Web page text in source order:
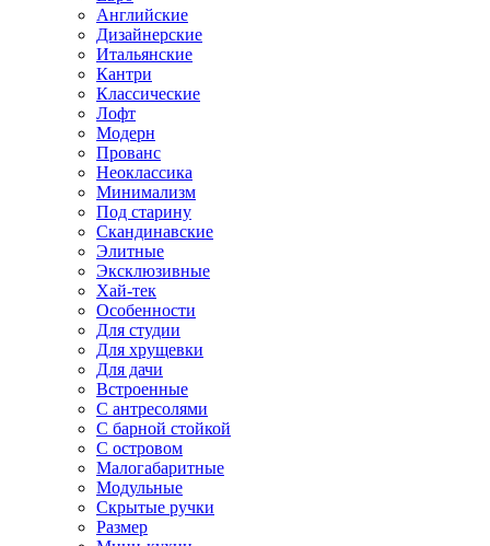
Английские
Дизайнерские
Итальянские
Кантри
Классические
Лофт
Модерн
Прованс
Неоклассика
Минимализм
Под старину
Скандинавские
Элитные
Эксклюзивные
Хай-тек
Особенности
Для студии
Для хрущевки
Для дачи
Встроенные
С антресолями
С барной стойкой
С островом
Малогабаритные
Модульные
Скрытые ручки
Размер